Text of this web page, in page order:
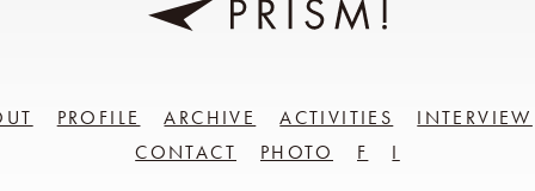
PROFILE ARCHIVE ACTIVITIES
INTERVIEW
CONTACT
PHOTO F I